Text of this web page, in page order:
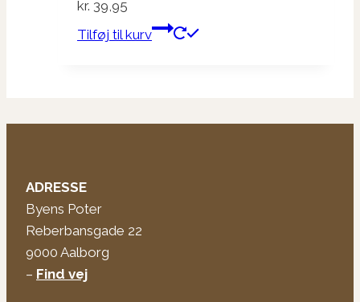
kr. 39,95
Tilføj til kurv
ADRESSE
Byens Poter
Reberbansgade 22
9000 Aalborg
– Find vej